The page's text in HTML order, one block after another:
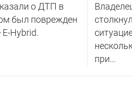
о ДТП в
был поврежден
Hybrid.
при...